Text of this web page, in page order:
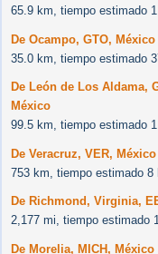
65.9 km, tiempo estimado
De Ocampo, GTO,
35.0 km, tiempo estimado
De León de Los Aldama,
México
99.5 km, tiempo estimado
De Veracruz, VER,
753 km, tiempo estimado 8
De Richmond, Virginia,
2,177 mi, tiempo estimado
De Morelia, MICH,